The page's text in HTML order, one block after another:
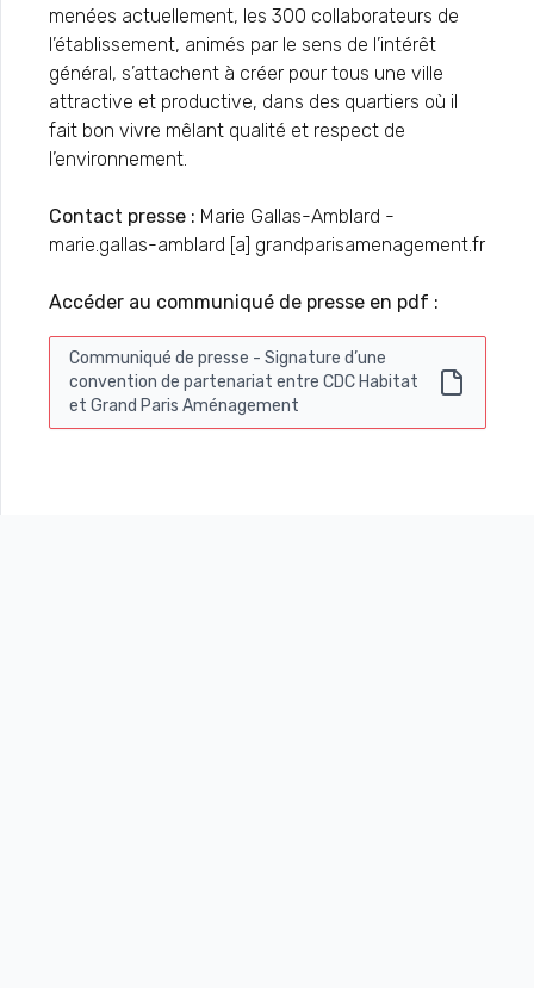
menées actuellement, les 300 collaborateurs de
l’établissement, animés par le sens de l’intérêt
général, s’attachent à créer pour tous une ville
attractive et productive, dans des quartiers où il
fait bon vivre mêlant qualité et respect de
l’environnement.
Contact presse : Marie Gallas-Amblard -
marie.gallas-amblard [a] grandparisamenagement.fr
Accéder au communiqué de presse en pdf :
Communiqué de presse - Signature d’une
convention de partenariat entre CDC Habitat
et Grand Paris Aménagement